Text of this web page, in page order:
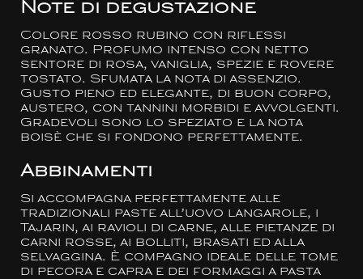
Note di degustazione
Colore rosso rubino con riflessi
granato. Profumo intenso con netto
sentore di rosa, vaniglia, spezie e rovere
tostato. Sfumata la nota di assenzio.
Gusto pieno ed elegante, di buon corpo,
austero, con tannini morbidi e avvolgenti.
Gradevoli sono lo speziato e la nota
boisè che si fondono perfettamente.
Abbinamenti
Si accompagna perfettamente alle
tradizionali paste all’uovo langarole, i
Tajarin, ai ravioli di carne, alle pietanze di
carni rosse, ai bolliti, brasati ed alla
selvaggina. È compagno ideale delle tome
di pecora e capra e dei formaggi a pasta